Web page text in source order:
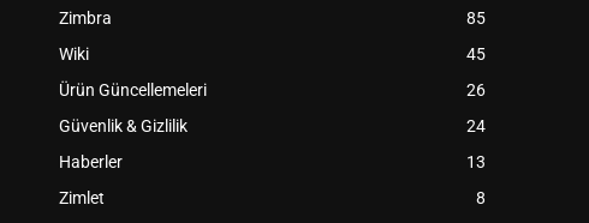
Zimbra
85
Wiki
45
Ürün Güncellemeleri
26
Güvenlik & Gizlilik
24
Haberler
13
Zimlet
8